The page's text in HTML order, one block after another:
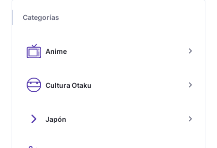
Categorías
Anime
Cultura Otaku
Japón